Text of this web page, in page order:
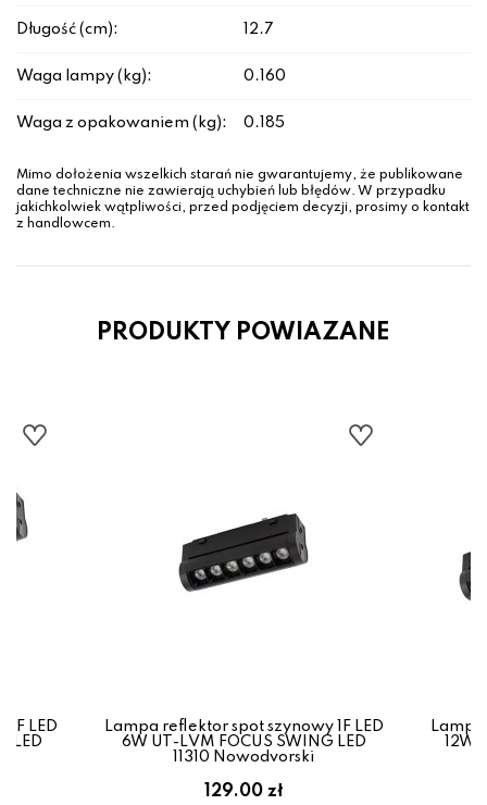
Długość (cm): 12.7
Waga lampy (kg): 0.160
Waga z opakowaniem (kg): 0.185
Mimo dołożenia wszelkich starań nie gwarantujemy, że publikowane
dane techniczne nie zawierają uchybień lub błędów. W przypadku
jakichkolwiek wątpliwości, przed podjęciem decyzji, prosimy o kontakt
z handlowcem.
PRODUKTY POWIAZANE
LED
LED
Lampa reflektor spot szynowy 1F LED
6W UT-LVM FOCUS SWING LED
11310 Nowodvorski
129.00 zł
Lampa
12W